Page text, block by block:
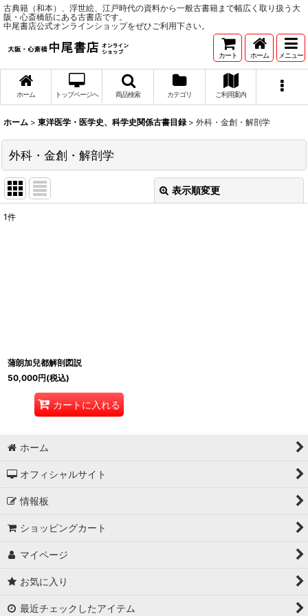
古典籍（和本）、浮世絵、江戸時代の資料から一般古書籍まで幅広く取り扱う大
阪・心斎橋筋にある古書店です。
中尾書店公式オンラインショップをぜひご利用下さい。
カート ホーム メニュー
ホーム トップページへ 商品検索 カテゴリ ご利用案内
ホーム > 東洋医学・医学史、科学史関係古書目録 > 外科・金創・解剖学
外科・金創・解剖学
表示順変更
1件
蒲朗加兒都解剖図説
50,000円(税込)
カートに入れる
ホーム
オフィシャルサイト
情報板
ショッピングカート
マイページ
お気に入り
最近チェックしたアイテム